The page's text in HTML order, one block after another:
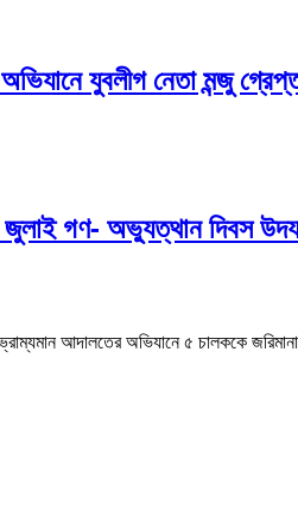
যুবলীগ নেতা মন্জু
জুলাই গণ- অভ্যুত্থান দিবস
ভ্রাম্যমান আদালতের অভিযানে ৫ চালককে জরিমানা